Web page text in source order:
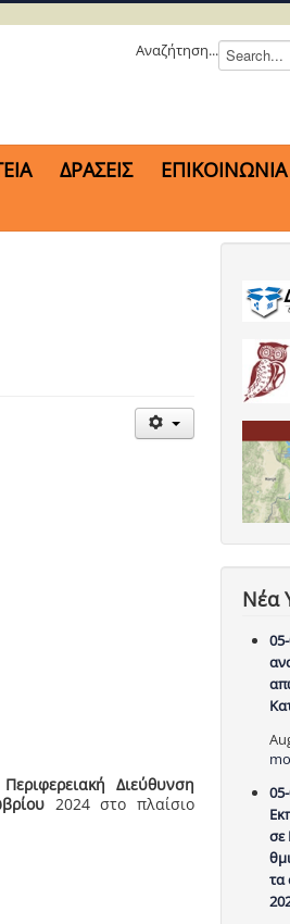
Αναζήτηση...
ΔΡΑΣΕΙΣ
ΕΠΙΚΟΙΝΩΝΙΑ
Περιφερειακή Διεύθυνση
2024 στο πλαίσιο
Νέα
σε
τα